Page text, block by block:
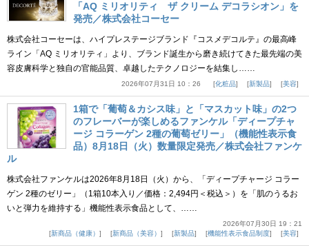
「AQ ミリオリティ ザ クリーム デコラシオン」を
発売／株式会社コーセー
株式会社コーセーは、ハイプレステージブランド『コスメデコルテ』の最高峰
ライン「AQ ミリオリティ」より、ブランド誕生から磨き続けてきた最先端の美
容皮膚科学と独自の官能品質、卓越したテクノロジーを結集し……
2026年07月31日 10：26 化粧品 新製品 美容
1箱で「葡萄＆カシス味」と「マスカット味」の2つ
のフレーバーが楽しめるファンケル「ディープチャ
ージ コラーゲン 2種の葡萄ゼリー」（機能性表示食
品）8月18日（火）数量限定発売／株式会社ファンケ
ル
株式会社ファンケルは2026年8月18日（火）から、「ディープチャージ コラー
ゲン 2種のゼリー」（1箱10本入り／価格：2,494円＜税込＞）を「肌のうるお
いと弾力を維持する」機能性表示食品として、……
2026年07月30日 19：21
新商品（健康）
新商品（美容） 新製品 機能性表示食品制度 美容